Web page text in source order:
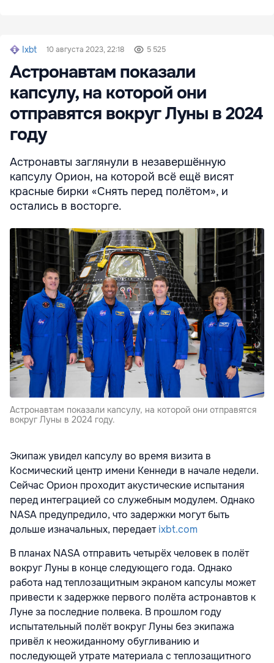
Ixbt 10 августа 2023, 22:18 5 525
Астронавтам показали
капсулу, на которой они
отправятся вокруг Луны в 2024
году
Астронавты заглянули в незавершённую
капсулу Орион, на которой всё ещё висят
красные бирки «Снять перед полётом», и
остались в восторге.
Астронавтам показали капсулу, на которой они отправятся
вокруг Луны в 2024 году.
Экипаж увидел капсулу во время визита в
Космический центр имени Кеннеди в начале недели.
Сейчас Орион проходит акустические испытания
перед интеграцией со служебным модулем. Однако
NASA предупредило, что задержки могут быть
дольше изначальных, передаетixbt.com
В планах NASA отправить четырёх человек в полёт
вокруг Луны в конце следующего года. Однако
работа над теплозащитным экраном капсулы может
привести к задержке первого полёта астронавтов к
Луне за последние полвека. В прошлом году
испытательный полёт вокруг Луны без экипажа
привёл к неожиданному обугливанию и
последующей утрате материала с теплозащитного